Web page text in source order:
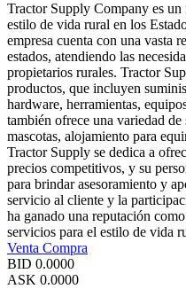
Tractor Supply Company es
estilo de vida rural en los
empresa cuenta con una vasta
estados, atendiendo las
propietarios rurales. Tractor
productos, que incluyen
hardware, herramientas,
también ofrece una variedad
mascotas, alojamiento para
Tractor Supply se dedica a
precios competitivos, y su
para brindar asesoramiento y
servicio al cliente y la
ha ganado una reputación
servicios para el estilo de vida
Venta Compra
BID 0.0000
ASK 0.0000